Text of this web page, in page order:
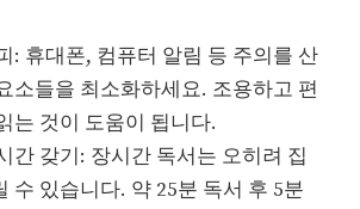
: 휴대폰, 컴퓨터 알림 등 주의를 산
소들을 최소화하세요. 조용하고 편
는 것이 도움이 됩니다.
간 갖기: 장시간 독서는 오히려 집
수 있습니다. 약 25분 독서 후 5분